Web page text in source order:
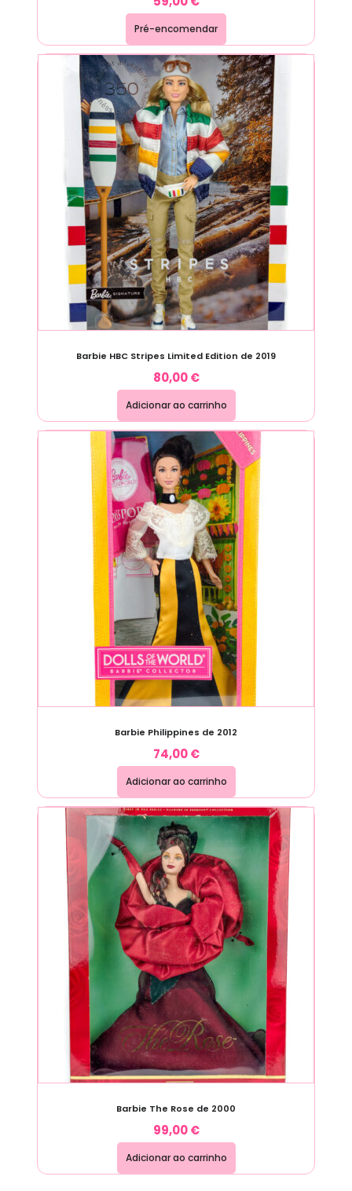
Pré-encomendar
Barbie HBC Stripes Limited Edition de 2019
80,00€
Adicionar ao carrinho
Barbie Philippines de 2012
74,00€
Adicionar ao carrinho
Barbie The Rose de 2000
99,00€
Adicionar ao carrinho